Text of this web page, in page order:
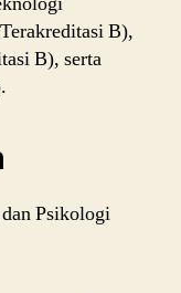
B),
B), serta
Psikologi